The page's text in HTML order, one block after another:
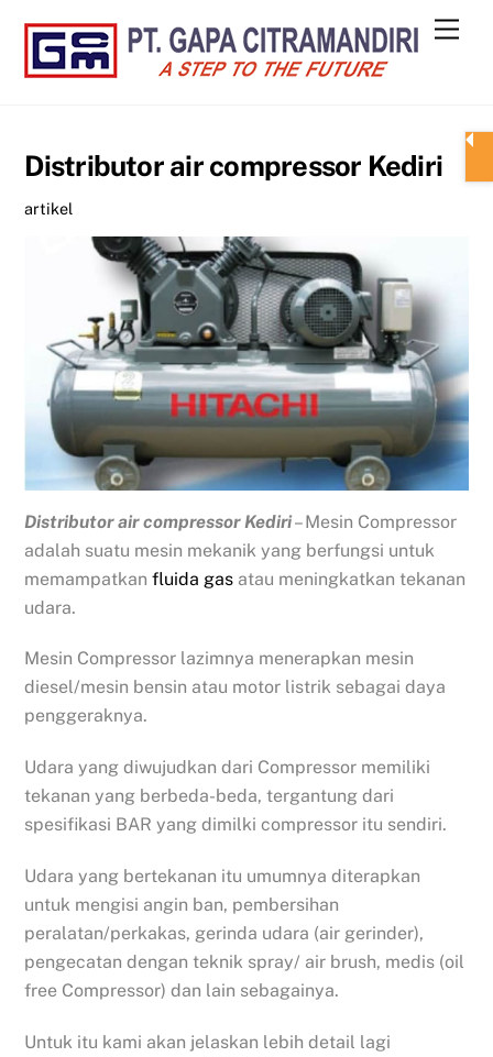
content
Distributor air compressor Kediri
artikel
Distributor air compressor Kediri– Mesin Compressor
adalah suatu mesin mekanik yang berfungsi untuk
memampatkanfluida gas atau meningkatkan tekanan
udara.
Mesin Compressor lazimnya menerapkan mesin
diesel/mesin bensin atau motor listrik sebagai daya
penggeraknya.
Udara yang diwujudkan dari Compressor memiliki
tekanan yang berbeda-beda, tergantung dari
spesifikasi BAR yang dimilki compressor itu sendiri.
Udara yang bertekanan itu umumnya diterapkan
untuk mengisi angin ban, pembersihan
peralatan/perkakas, gerinda udara (air gerinder),
pengecatan dengan teknik spray/ air brush, medis (oil
free Compressor) dan lain sebagainya.
Untuk itu kami akan jelaskan lebih detail lagi